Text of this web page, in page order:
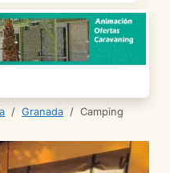
/ Granada / Camping